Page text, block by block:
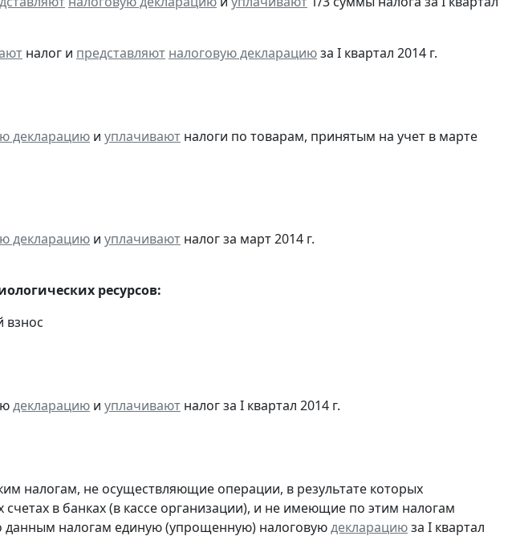
налог и представляют налоговую декларациюза I квартал 2014 г.
декларацию и уплачивают налоги по товарам, принятым на учет в марте
декларацию и уплачивают налог за март 2014 г.
ресурсов:
взнос
декларацию и уплачивают налог за I квартал 2014 г.
налогам, не осуществляющие операции, в результате которых
в банках (в кассе организации), и не имеющие по этим налогам
данным налогам единую (упрощенную) налоговуюдекларациюза I квартал